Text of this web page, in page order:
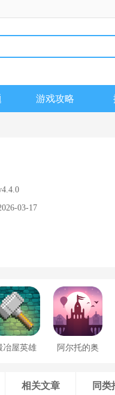
游戏攻略
03-17
冶屋英雄 阿尔托的奥
相关文章 同类